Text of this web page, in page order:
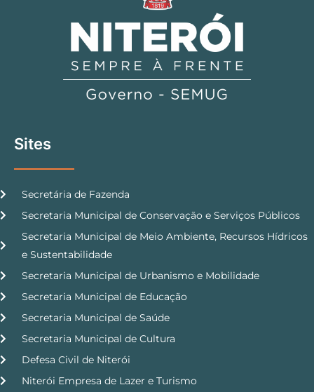
Sites
Secretária de Fazenda
Secretaria Municipal de Conservação e Serviços Públicos
Secretaria Municipal de Meio Ambiente, Recursos Hídricos
e Sustentabilidade
Secretaria Municipal de Urbanismo e Mobilidade
Secretaria Municipal de Educação
Secretaria Municipal de Saúde
Secretaria Municipal de Cultura
Defesa Civil de Niterói
Niterói Empresa de Lazer e Turismo